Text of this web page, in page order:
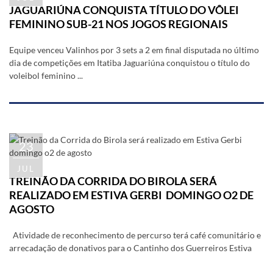
JAGUARIÚNA CONQUISTA TÍTULO DO VÔLEI
FEMININO SUB-21 NOS JOGOS REGIONAIS
Equipe venceu Valinhos por 3 sets a 2 em final disputada no último
dia de competições em Itatiba Jaguariúna conquistou o título do
voleibol feminino ...
23
JUL
TREINÃO DA CORRIDA DO BIROLA SERÁ
REALIZADO EM ESTIVA GERBI DOMINGO O2 DE
AGOSTO
Atividade de reconhecimento de percurso terá café comunitário e
arrecadação de donativos para o Cantinho dos Guerreiros Estiva